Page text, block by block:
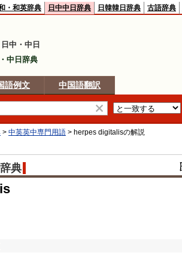
・和英辞典 日中中日辞典 日韓韓日辞典 古語辞典
日中・中日
中日辞典
語例文 中国語翻訳
> 中英英中専門用語 > herpes digitalisの解説
典